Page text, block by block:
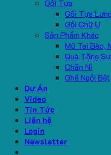
Gối Tựa
Gối Tựa Lưng
Gối Chữ U
Sản Phẩm Khác
Mũ Tai Bèo,
Quà Tặng
Chăn Nỉ
Ghế Ngồi Bệt
Dự Án
Video
Tin Tức
Liên hệ
Login
Newsletter